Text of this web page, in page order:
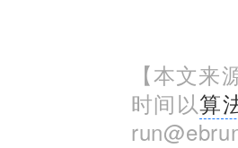
【本文
时间以算